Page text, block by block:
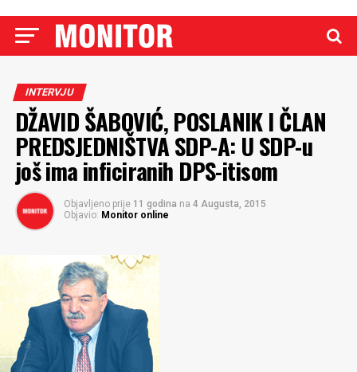
INTERVJU
DŽAVID ŠABOVIĆ, POSLANIK I ČLAN
PREDSJEDNIŠTVA SDP-A: U SDP-u
još ima inficiranih DPS-itisom
Objavljeno prije 11 godina na 4 Augusta, 2015
Objavio: Monitor online